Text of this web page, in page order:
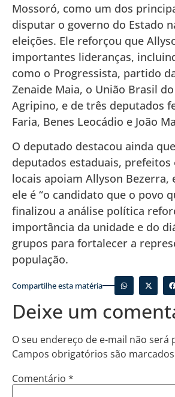
Mossoró, como um dos
disputar o governo do Estado
eleições. Ele reforçou que
importantes lideranças,
como o Progressista, partido
Zenaide Maia, o União Brasil
Agripino, e de três deputados
Faria, Benes Leocádio e João
O deputado destacou ainda
deputados estaduais, prefeitos
locais apoiam Allyson Bezerra,
ele é “o candidato que o povo
finalizou a análise política
importância da unidade e do
grupos para fortalecer a
população.
Compartilhe esta matéria
Deixe um
O seu endereço de e-mail não será
Campos obrigatórios são
Comentário *